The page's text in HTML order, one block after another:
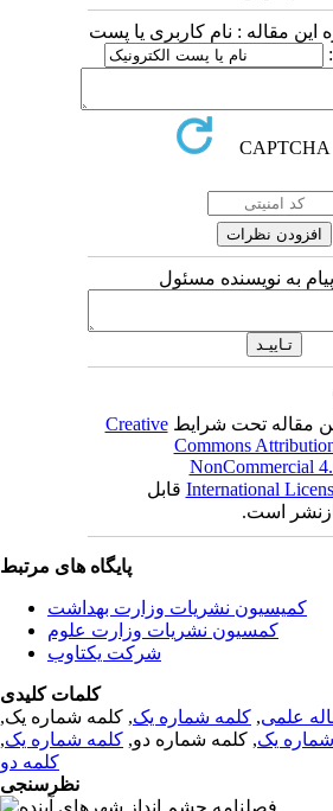
این مقاله : نام کاربری یا پست
به نویسنده مسئول
مقاله تحت شرایطCreative
Commons
NonCommercial
International قابل
است.
پایگاه های مرتبط
کمیسیون نشریات وزارت بهداشت
کمسیون نشریات وزارت علوم
شرکت یکتاوب
کلمات کلیدی
علمی, کلمه شماره یک, کلمه شماره یک,
یک, کلمه شماره دو, کلمه شماره یک,
کلمه دو
نظرسنجی